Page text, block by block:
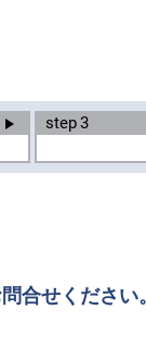
step3
合せください。